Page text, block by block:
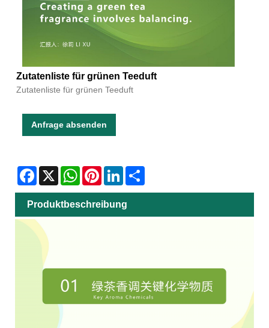
Zutatenliste für grünen Teeduft
Zutatenliste für grünen Teeduft
Anfrage absenden
Facebook
X WhatsAppPinterestLinkedIn
Produktbeschreibung